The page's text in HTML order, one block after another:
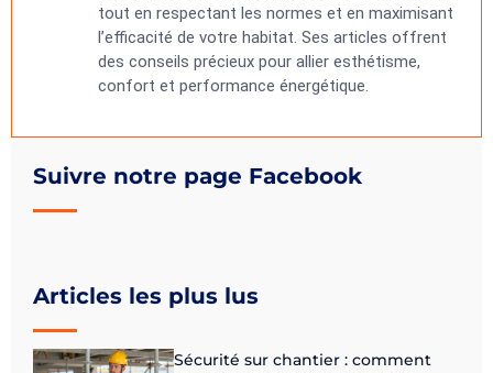
Suivre notre page Facebook
Articles les plus lus
Sécurité sur chantier : comment
tout en respectant les normes et en maximisant
l’efficacité de votre habitat. Ses articles offrent
des conseils précieux pour allier esthétisme,
confort et performance énergétique.